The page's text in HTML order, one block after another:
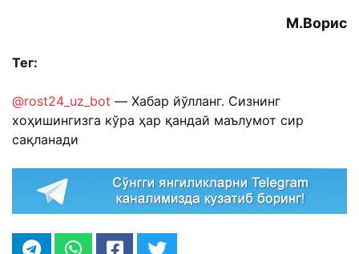
М.Ворис
Тег:
@rost24_uz_bot — Хабар йўлланг. Сизнинг
хоҳишингизга кўра ҳар қандай маълумот сир
сақланади